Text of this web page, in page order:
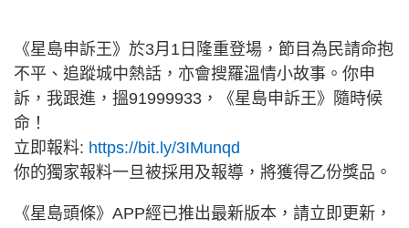
《星島申訴王》於3月1日隆重登場，節目為民請命抱
不平、追蹤城中熱話，亦會搜羅溫情小故事。你申
訴，我跟進，搵91999933，《星島申訴王》隨時候
命！
立即報料: https://bit.ly/3IMunqd
你的獨家報料一旦被採用及報導，將獲得乙份獎品。
《星島頭條》APP經已推出最新版本，請立即更新，